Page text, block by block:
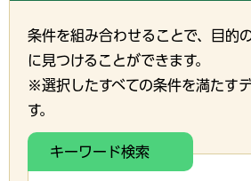
条件を組み合わせることで、目的
に見つけることができます。
※選択したすべての条件を満たす
す。
キーワード検索